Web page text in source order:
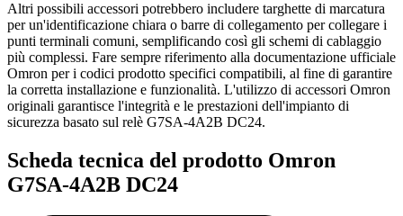
Altri possibili accessori potrebbero includere targhette di marcatura
per un'identificazione chiara o barre di collegamento per collegare i
punti terminali comuni, semplificando così gli schemi di cablaggio
più complessi. Fare sempre riferimento alla documentazione ufficiale
Omron per i codici prodotto specifici compatibili, al fine di garantire
la corretta installazione e funzionalità. L'utilizzo di accessori Omron
originali garantisce l'integrità e le prestazioni dell'impianto di
sicurezza basato sul relè G7SA-4A2B DC24.
Scheda tecnica del prodotto Omron
G7SA-4A2B DC24